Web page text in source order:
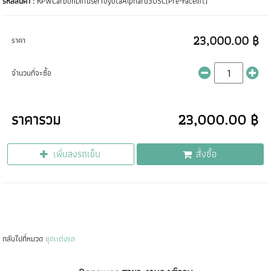
ราคา 23,000.00 ฿
จำนวนที่จะซื้อ
ราคารวม 23,000.00 ฿
เพิ่มลงรถเข็น สั่งซื้อ
กลับไปที่หมวดชุดเเต่งรถ